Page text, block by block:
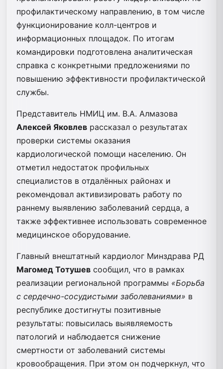
профилактическому направлению, в том числе
функционирование колл-центров и
информационных площадок. По итогам
командировки подготовлена аналитическая
справка с конкретными предложениями по
повышению эффективности профилактической
службы.
Представитель НМИЦ им. В.А. Алмазова
Алексей Яковлев рассказал о результатах
проверки системы оказания
кардиологической помощи населению. Он
отметил недостаток профильных
специалистов в отдалённых районах и
рекомендовал активизировать работу по
раннему выявлению заболеваний сердца, а
также эффективнее использовать современное
медицинское оборудование.
Главный внештатный кардиолог Минздрава РД
Магомед Тотушев сообщил, что в рамках
реализации региональной программы «Борьба
с сердечно-сосудистыми заболеваниями» в
республике достигнуты позитивные
результаты: повысилась выявляемость
патологий и наблюдается снижение
смертности от заболеваний системы
кровообращения. При этом он подчеркнул, что